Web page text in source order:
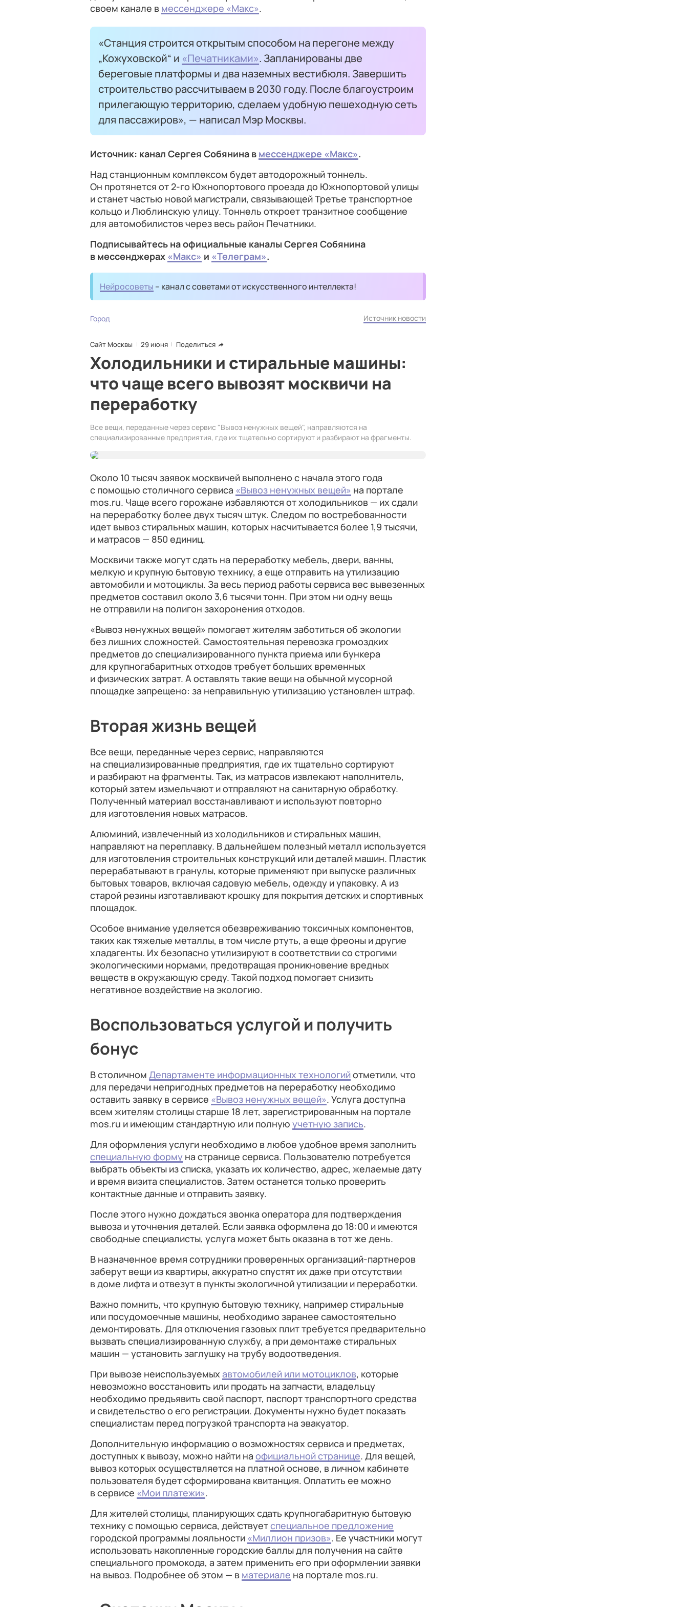
своем канале в мессенджере «Макс».
«Станция строится открытым способом на перегоне между
„Кожуховской“ и «Печатниками». Запланированы две
береговые платформы и два наземных вестибюля. Завершить
строительство рассчитываем в 2030 году. После благоустроим
прилегающую территорию, сделаем удобную пешеходную сеть
для пассажиров», — написал Мэр Москвы.
Источник: канал Сергея Собянина в мессенджере «Макс».
Над станционным комплексом будет автодорожный тоннель.
Он протянется от 2-го Южнопортового проезда до Южнопортовой улицы
и станет частью новой магистрали, связывающей Третье транспортное
кольцо и Люблинскую улицу. Тоннель откроет транзитное сообщение
для автомобилистов через весь район Печатники.
Подписывайтесь на официальные каналы Сергея Собянина
в мессенджерах «Макс» и «Телеграм».
Нейросоветы – канал с советами от искусственного интеллекта!
Город Источник новости
Сайт Москвы 29 июня Поделиться
Холодильники и стиральные машины:
что чаще всего вывозят москвичи на
переработку
Все вещи, переданные через сервис "Вывоз ненужных вещей", направляются на
специализированные предприятия, где их тщательно сортируют и разбирают на фрагменты.
Около 10 тысяч заявок москвичей выполнено с начала этого года
с помощью столичного сервиса «Вывоз ненужных вещей» на портале
mos.ru. Чаще всего горожане избавляются от холодильников — их сдали
на переработку более двух тысяч штук. Следом по востребованности
идет вывоз стиральных машин, которых насчитывается более 1,9 тысячи,
и матрасов — 850 единиц.
Москвичи также могут сдать на переработку мебель, двери, ванны,
мелкую и крупную бытовую технику, а еще отправить на утилизацию
автомобили и мотоциклы. За весь период работы сервиса вес вывезенных
предметов составил около 3,6 тысячи тонн. При этом ни одну вещь
не отправили на полигон захоронения отходов.
«Вывоз ненужных вещей» помогает жителям заботиться об экологии
без лишних сложностей. Самостоятельная перевозка громоздких
предметов до специализированного пункта приема или бункера
для крупногабаритных отходов требует больших временных
и физических затрат. А оставлять такие вещи на обычной мусорной
площадке запрещено: за неправильную утилизацию установлен штраф.
Вторая жизнь вещей
Все вещи, переданные через сервис, направляются
на специализированные предприятия, где их тщательно сортируют
и разбирают на фрагменты. Так, из матрасов извлекают наполнитель,
который затем измельчают и отправляют на санитарную обработку.
Полученный материал восстанавливают и используют повторно
для изготовления новых матрасов.
Алюминий, извлеченный из холодильников и стиральных машин,
направляют на переплавку. В дальнейшем полезный металл используется
для изготовления строительных конструкций или деталей машин. Пластик
перерабатывают в гранулы, которые применяют при выпуске различных
бытовых товаров, включая садовую мебель, одежду и упаковку. А из
старой резины изготавливают крошку для покрытия детских и спортивных
площадок.
Особое внимание уделяется обезвреживанию токсичных компонентов,
таких как тяжелые металлы, в том числе ртуть, а еще фреоны и другие
хладагенты. Их безопасно утилизируют в соответствии со строгими
экологическими нормами, предотвращая проникновение вредных
веществ в окружающую среду. Такой подход помогает снизить
негативное воздействие на экологию.
Воспользоваться услугой и получить
бонус
В столичном Департаменте информационных технологийотметили, что
для передачи непригодных предметов на переработку необходимо
оставить заявку в сервисе «Вывоз ненужных вещей». Услуга доступна
всем жителям столицы старше 18 лет, зарегистрированным на портале
mos.ru и имеющим стандартную или полную учетную запись.
Для оформления услуги необходимо в любое удобное время заполнить
специальную форму на странице сервиса. Пользователю потребуется
выбрать объекты из списка, указать их количество, адрес, желаемые дату
и время визита специалистов. Затем останется только проверить
контактные данные и отправить заявку.
После этого нужно дождаться звонка оператора для подтверждения
вывоза и уточнения деталей. Если заявка оформлена до 18:00 и имеются
свободные специалисты, услуга может быть оказана в тот же день.
В назначенное время сотрудники проверенных организаций-партнеров
заберут вещи из квартиры, аккуратно спустят их даже при отсутствии
в доме лифта и отвезут в пункты экологичной утилизации и переработки.
Важно помнить, что крупную бытовую технику, например стиральные
или посудомоечные машины, необходимо заранее самостоятельно
демонтировать. Для отключения газовых плит требуется предварительно
вызвать специализированную службу, а при демонтаже стиральных
машин — установить заглушку на трубу водоотведения.
При вывозе неиспользуемыхавтомобилей или мотоциклов, которые
невозможно восстановить или продать на запчасти, владельцу
необходимо предъявить свой паспорт, паспорт транспортного средства
и свидетельство о его регистрации. Документы нужно будет показать
специалистам перед погрузкой транспорта на эвакуатор.
Дополнительную информацию о возможностях сервиса и предметах,
доступных к вывозу, можно найти на официальной странице. Для вещей,
вывоз которых осуществляется на платной основе, в личном кабинете
пользователя будет сформирована квитанция. Оплатить ее можно
в сервисе «Мои платежи».
Для жителей столицы, планирующих сдать крупногабаритную бытовую
технику с помощью сервиса, действуетспециальное предложение
городской программы лояльности «Миллион призов». Ее участники могут
использовать накопленные городские баллы для получения на сайте
специального промокода, а затем применить его при оформлении заявки
на вывоз. Подробнее об этом — в материале на портале mos.ru.